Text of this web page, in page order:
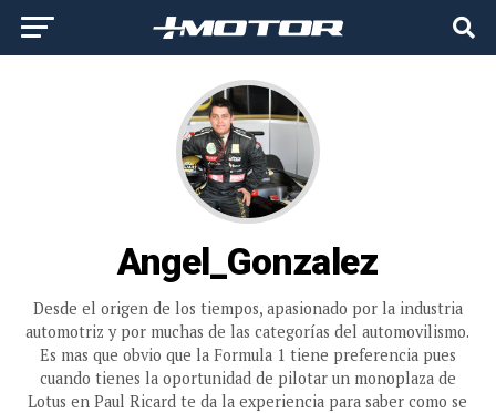
Angel_Gonzalez
Desde el origen de los tiempos, apasionado por la industria
automotriz y por muchas de las categorías del automovilismo.
Es mas que obvio que la Formula 1 tiene preferencia pues
cuando tienes la oportunidad de pilotar un monoplaza de
Lotus en Paul Ricard te da la experiencia para saber como se